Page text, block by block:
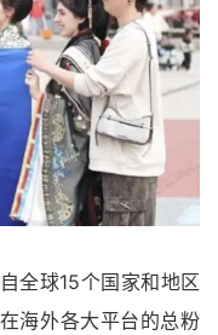
全球15个国家和地区
海外各大平台的总粉